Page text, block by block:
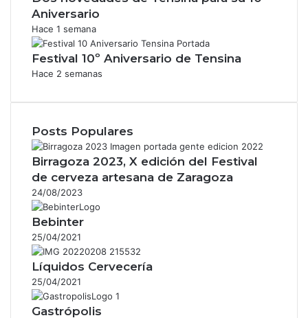
Aniversario
Hace 1 semana
Festival 10º Aniversario de Tensina
Hace 2 semanas
Posts Populares
Birragoza 2023, X edición del Festival
de cerveza artesana de Zaragoza
24/08/2023
Bebinter
25/04/2021
Líquidos Cervecería
25/04/2021
Gastrópolis